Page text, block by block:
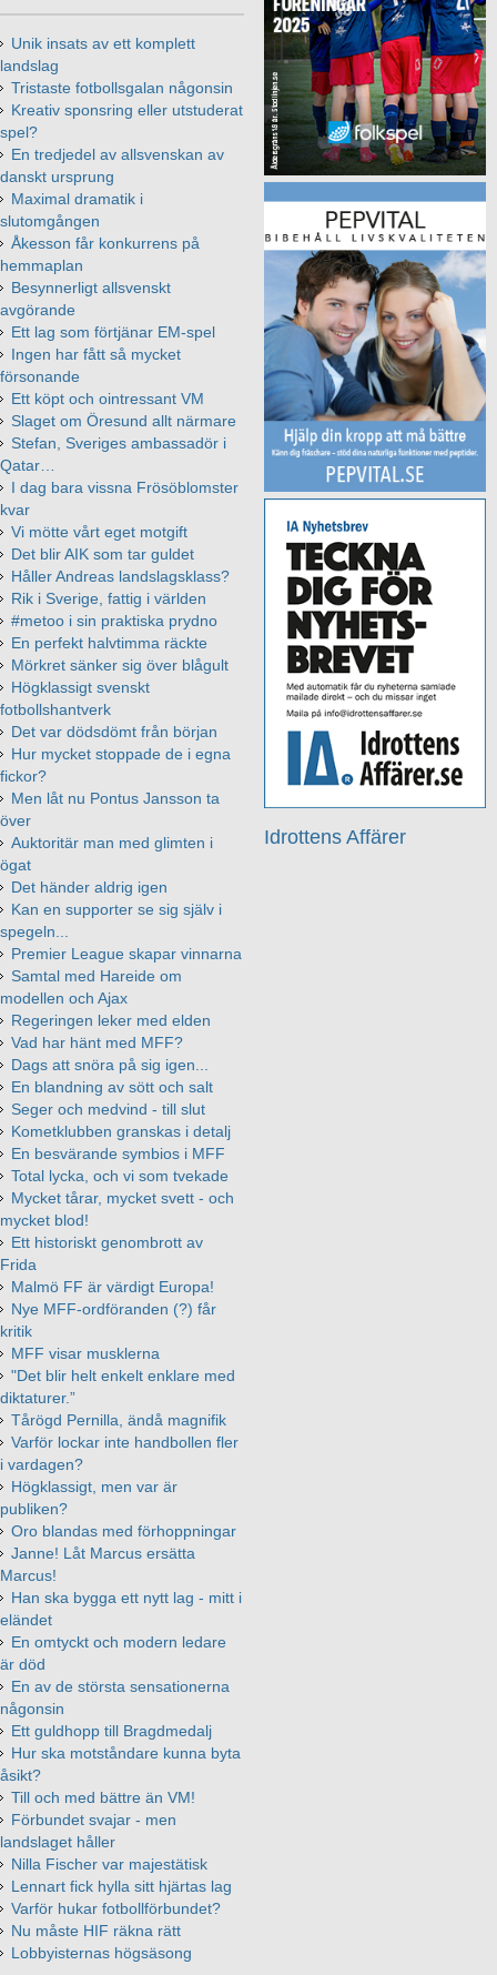
Idrottens Affärer
Unik insats av ett komplett
landslag
Tristaste fotbollsgalan någonsin
Kreativ sponsring eller utstuderat
spel?
En tredjedel av allsvenskan av
danskt ursprung
Maximal dramatik i
slutomgången
Åkesson får konkurrens på
hemmaplan
Besynnerligt allsvenskt
avgörande
Ett lag som förtjänar EM-spel
Ingen har fått så mycket
försonande
Ett köpt och ointressant VM
Slaget om Öresund allt närmare
Stefan, Sveriges ambassadör i
Qatar…
I dag bara vissna Frösöblomster
kvar
Vi mötte vårt eget motgift
Det blir AIK som tar guldet
Håller Andreas landslagsklass?
Rik i Sverige, fattig i världen
#metoo i sin praktiska prydno
En perfekt halvtimma räckte
Mörkret sänker sig över blågult
Högklassigt svenskt
fotbollshantverk
Det var dödsdömt från början
Hur mycket stoppade de i egna
fickor?
Men låt nu Pontus Jansson ta
över
Auktoritär man med glimten i
ögat
Det händer aldrig igen
Kan en supporter se sig själv i
spegeln...
Premier League skapar vinnarna
Samtal med Hareide om
modellen och Ajax
Regeringen leker med elden
Vad har hänt med MFF?
Dags att snöra på sig igen...
En blandning av sött och salt
Seger och medvind - till slut
Kometklubben granskas i detalj
En besvärande symbios i MFF
Total lycka, och vi som tvekade
Mycket tårar, mycket svett - och
mycket blod!
Ett historiskt genombrott av
Frida
Malmö FF är värdigt Europa!
Nye MFF-ordföranden (?) får
kritik
MFF visar musklerna
"Det blir helt enkelt enklare med
diktaturer.”
Tårögd Pernilla, ändå magnifik
Varför lockar inte handbollen fler
i vardagen?
Högklassigt, men var är
publiken?
Oro blandas med förhoppningar
Janne! Låt Marcus ersätta
Marcus!
Han ska bygga ett nytt lag - mitt i
eländet
En omtyckt och modern ledare
är död
En av de största sensationerna
någonsin
Ett guldhopp till Bragdmedalj
Hur ska motståndare kunna byta
åsikt?
Till och med bättre än VM!
Förbundet svajar - men
landslaget håller
Nilla Fischer var majestätisk
Lennart fick hylla sitt hjärtas lag
Varför hukar fotbollförbundet?
Nu måste HIF räkna rätt
Lobbyisternas högsäsong